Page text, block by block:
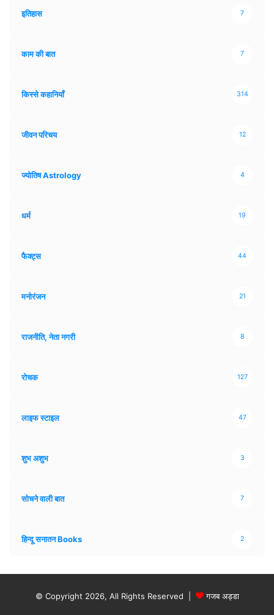
इतिहास 7
काम की बात 7
किस्से कहानियाँ 314
जीवन परिचय 12
ज्योतिष Astrology 4
धर्म 19
फैक्ट्स 44
मनोरंजन 21
राजनीति, नेता नगरी 8
रोचक 127
लाइफ स्टाइल 47
शुभ अशुभ 3
सोचने वाली बात 7
हिन्दू सनातन Books 2
© Copyright 2026, All Rights Reserved | गजब अड्डा